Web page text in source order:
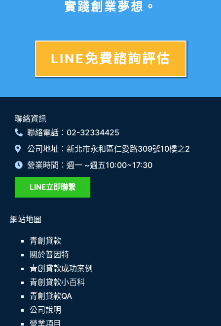
實踐創業夢想。
LINE免費諮詢評估
聯絡資訊
聯絡電話：02-32334425
公司地址：新北市永和區仁愛路309號10樓之2
營業時間：週一 ~週五10:00~17:30
LINE立即聯繫
網站地圖
青創貸款
關於普因特
青創貸款成功案例
青創貸款小百科
青創貸款QA
公司說明
營業項目